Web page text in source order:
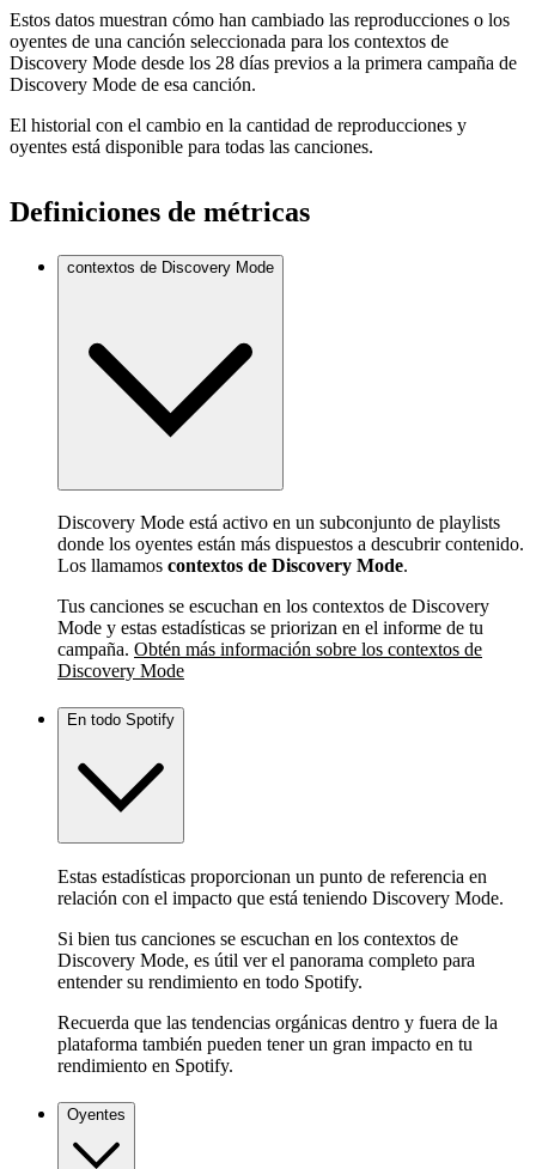
Estos datos muestran cómo han cambiado las reproducciones o los
oyentes de una canción seleccionada para los contextos de
Discovery Mode desde los 28 días previos a la primera campaña de
Discovery Mode de esa canción.
El historial con el cambio en la cantidad de reproducciones y
oyentes está disponible para todas las canciones.
Definiciones de métricas
contextos de Discovery Mode
Discovery Mode está activo en un subconjunto de playlists
donde los oyentes están más dispuestos a descubrir contenido.
Los llamamos contextos de Discovery Mode.
Tus canciones se escuchan en los contextos de Discovery
Mode y estas estadísticas se priorizan en el informe de tu
campaña. Obtén más información sobre los contextos de
Discovery Mode
En todo Spotify
Estas estadísticas proporcionan un punto de referencia en
relación con el impacto que está teniendo Discovery Mode.
Si bien tus canciones se escuchan en los contextos de
Discovery Mode, es útil ver el panorama completo para
entender su rendimiento en todo Spotify.
Recuerda que las tendencias orgánicas dentro y fuera de la
plataforma también pueden tener un gran impacto en tu
rendimiento en Spotify.
Oyentes